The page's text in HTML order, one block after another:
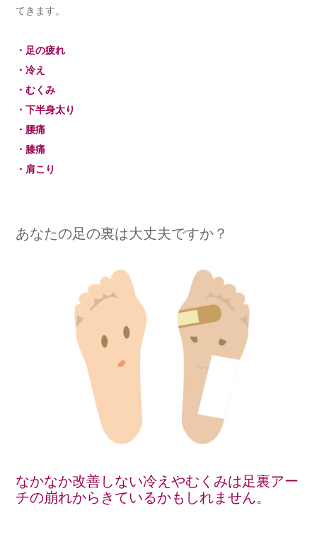
てきます。
・足の疲れ
・冷え
・むくみ
・下半身太り
・腰痛
・膝痛
・肩こり
あなたの足の裏は大丈夫ですか？
なかなか改善しない冷えやむくみは足裏アー
チの崩れからきているかもしれません。